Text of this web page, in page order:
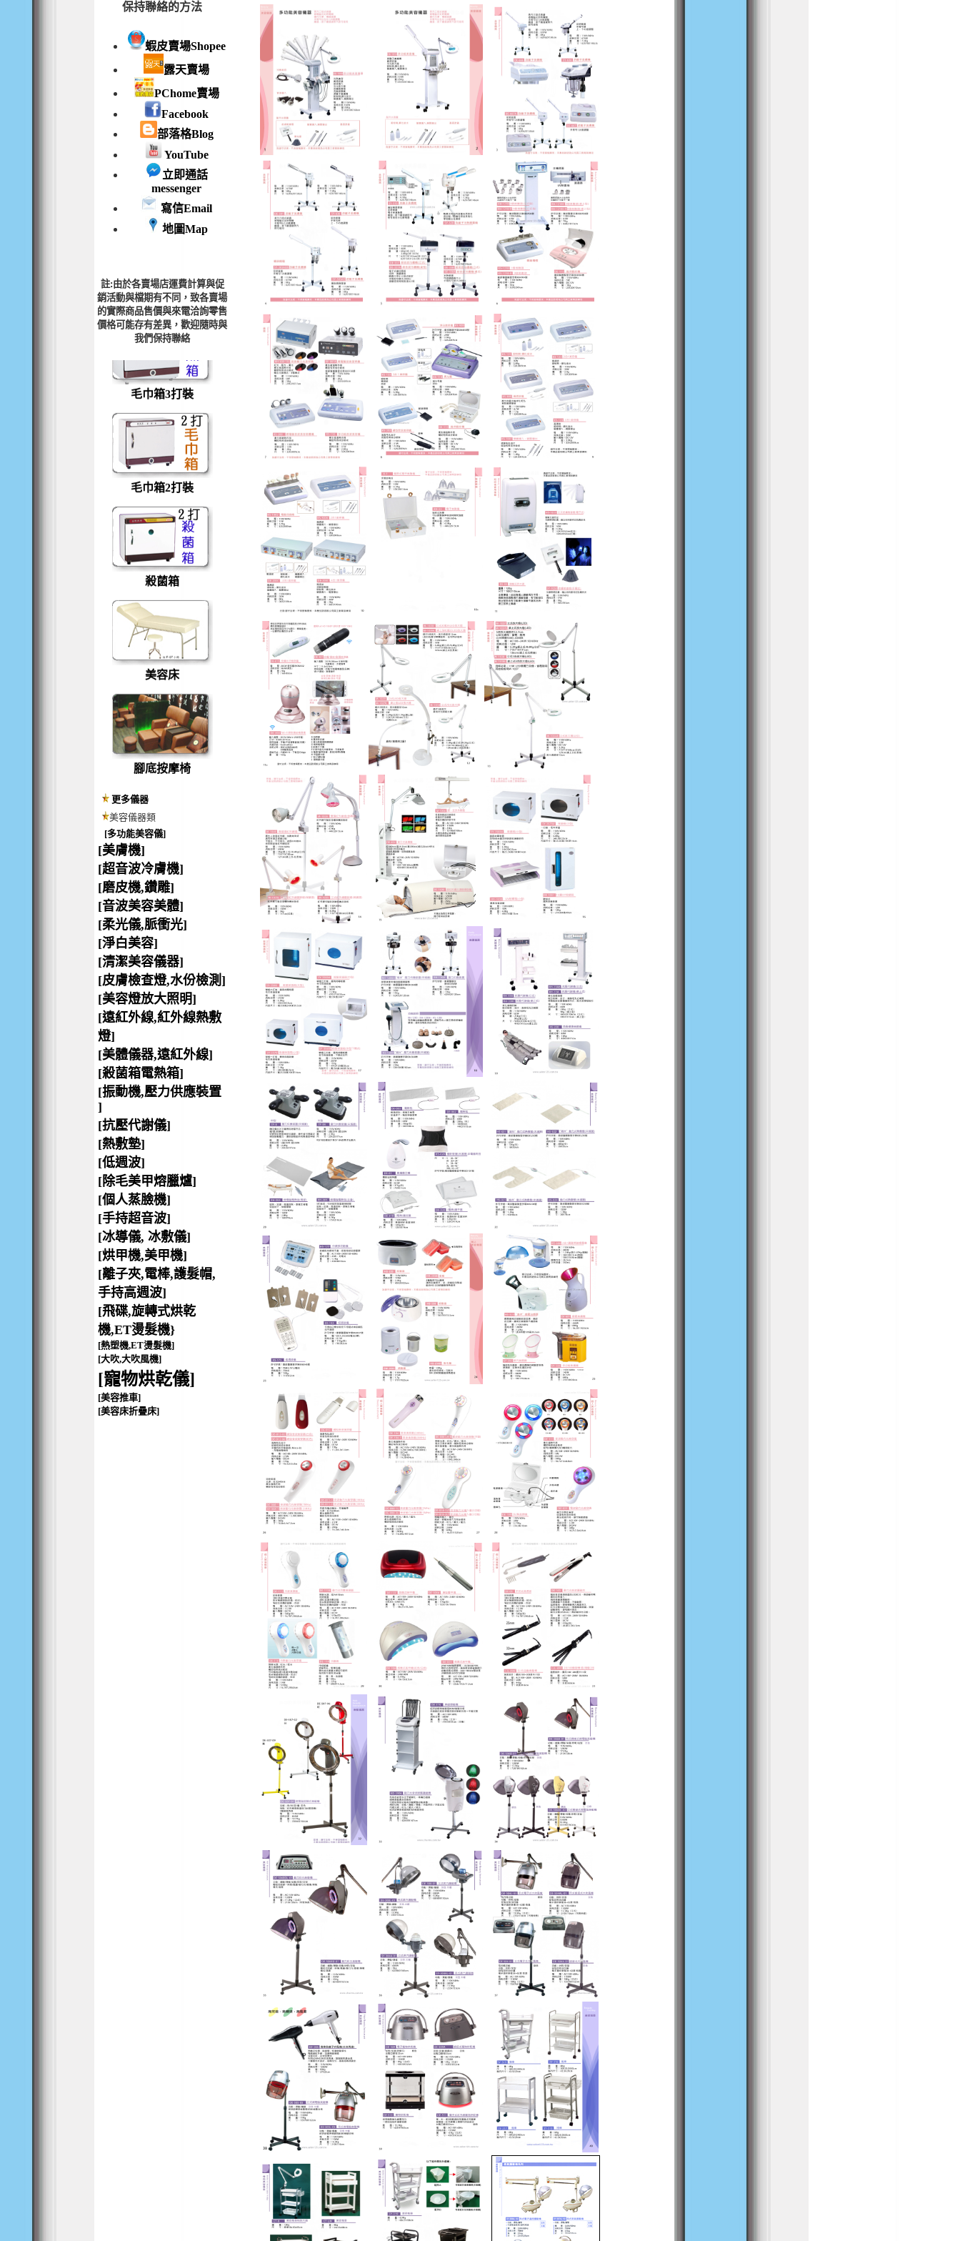
保持聯絡的方法
蝦皮賣場Shopee
露天賣場
PChome賣場
Facebook
部落格Blog
YouTube
立即通話
messenger
寫信Email
地圖Map
註:由於各賣場店運費計算與促
銷活動與檔期有不同，致各賣場
的實際商品售價與來電洽詢零售
價格可能存有差異，歡迎隨時與
我們保持聯絡
歐式美容床
殺菌電熱箱
毛巾箱6打裝
毛巾箱4打裝
毛巾箱3打裝
毛巾箱2打裝
殺菌箱
美容床
更多儀器
美容儀器類
[多功能美容儀]
[美膚機]
[超音波冷膚機]
[磨皮機,鑽雕]
[音波美容美體]
[柔光儀,脈衝光]
[淨白美容]
[清潔美容儀器]
[皮膚檢查燈,水份檢測]
[美容燈放大照明]
[遠紅外線,紅外線熱敷
燈]
[美體儀器,遠紅外線]
[殺菌箱電熱箱]
[振動機,壓力供應裝置
]
[抗壓代謝儀]
[熱敷墊]
[低週波]
[除毛美甲熔臘爐]
[個人蒸臉機]
[手持超音波]
[冰導儀, 冰敷儀]
[烘甲機,美甲機]
[離子夾,電棒,護髮帽,
手持高週波]
[飛碟,旋轉式烘乾
機,ET燙髮機}
[熱塑機,ET燙髮機]
[大吹,大吹風機]
[寵物烘乾儀]
[美容推車]
[美容床折疊床]